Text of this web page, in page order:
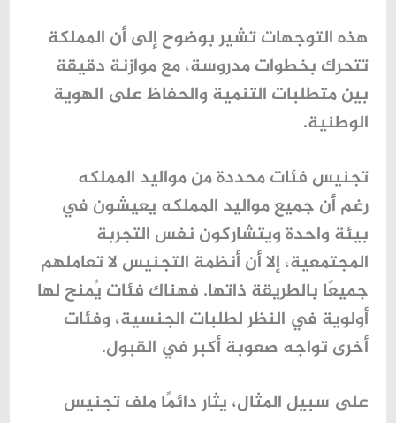
هذه التوجهات تشير بوضوح إلى أن المملكة
تتحرك بخطوات مدروسة، مع موازنة دقيقة
بين متطلبات التنمية والحفاظ على الهوية
الوطنية.
تجنيس فئات محددة من مواليد المملكه
رغم أن جميعمواليد المملكه يعيشون في
بيئة واحدة ويتشاركون نفس التجربة
المجتمعية، إلا أن أنظمة التجنيس لا تعاملهم
جميعًا بالطريقة ذاتها. فهناك فئات يُمنح لها
أولوية في النظر لطلبات الجنسية، وفئات
أخرى تواجه صعوبة أكبر في القبول.
على سبيل المثال، يثار دائمًا ملفتجنيس